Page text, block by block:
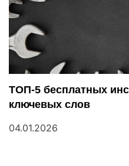
ТОП-5 бесплатных
ключевых слов
04.01.2026